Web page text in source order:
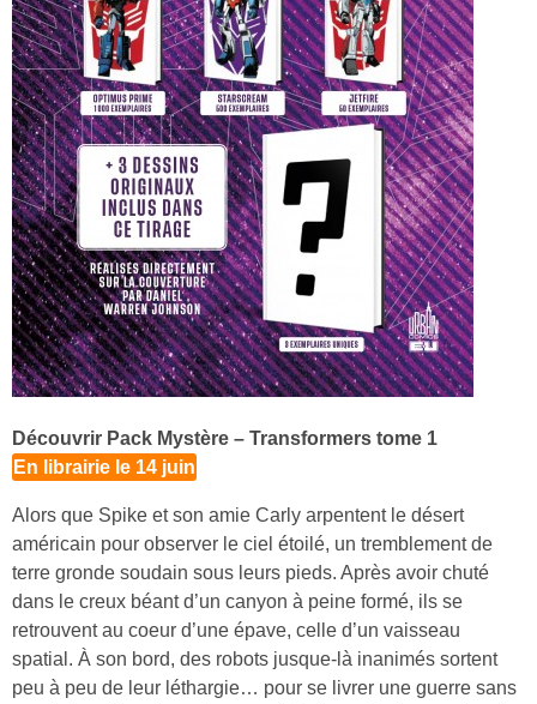
Découvrir Pack Mystère – Transformers tome 1
En librairie le 14 juin
Alors que Spike et son amie Carly arpentent le désert
américain pour observer le ciel étoilé, un tremblement de
terre gronde soudain sous leurs pieds. Après avoir chuté
dans le creux béant d’un canyon à peine formé, ils se
retrouvent au coeur d’une épave, celle d’un vaisseau
spatial. À son bord, des robots jusque-là inanimés sortent
peu à peu de leur léthargie… pour se livrer une guerre sans